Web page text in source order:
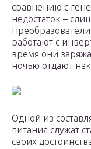
сравнению с
недостаток –
работают с
время они
ночью отдают
Одной из
питания служат
своих